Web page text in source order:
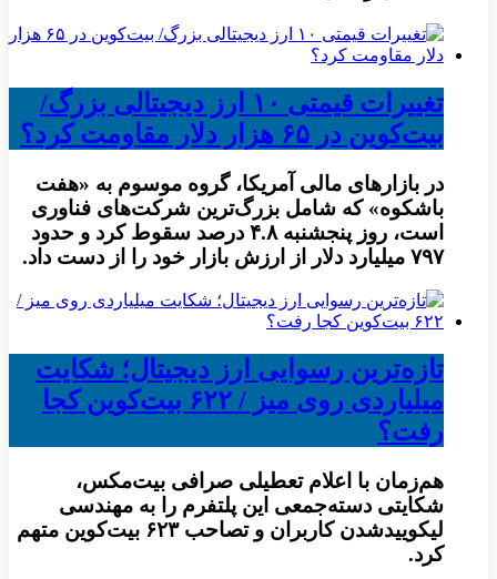
تغییرات قیمتی ۱۰ ارز دیجیتالی بزرگ/
بیت‌کوین در ۶۵ هزار دلار مقاومت کرد؟
در بازار‌های مالی آمریکا، گروه موسوم به «هفت
باشکوه» که شامل بزرگ‌ترین شرکت‌های فناوری
است، روز پنجشنبه ۴.۸ درصد سقوط کرد و حدود
۷۹۷ میلیارد دلار از ارزش بازار خود را از دست داد.
تازه‌ترین رسوایی ارز دیجیتال؛ شکایت
میلیاردی روی میز / ۶۲۲ بیت‌کوین کجا
رفت؟
هم‌زمان با اعلام تعطیلی صرافی بیت‌مکس،
شکایتی دسته‌جمعی این پلتفرم را به مهندسی
لیکوییدشدن کاربران و تصاحب ۶۲۳ بیت‌کوین متهم
کرد.